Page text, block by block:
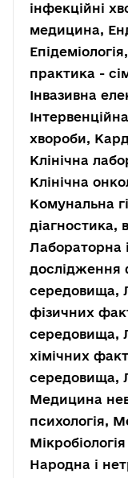
інфекційні
медицина,
практика -
Інвазивна
хвороби,
Клінічна
Клінічна
Комунальна
діагностика,
Лабораторна
дослідження
середовища,
фізичних
середовища,
хімічних
середовища,
Медицина
психологія,
Народна і